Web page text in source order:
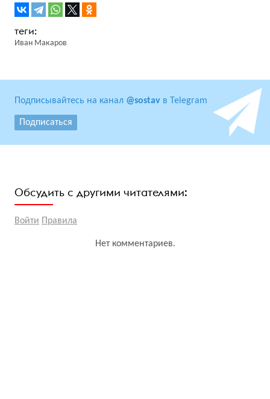
Иван Макаров
Подписывайтесь на канал @sostav в Telegram
Подписаться
Обсудить с другими читателями:
Войти Правила
Нет комментариев.